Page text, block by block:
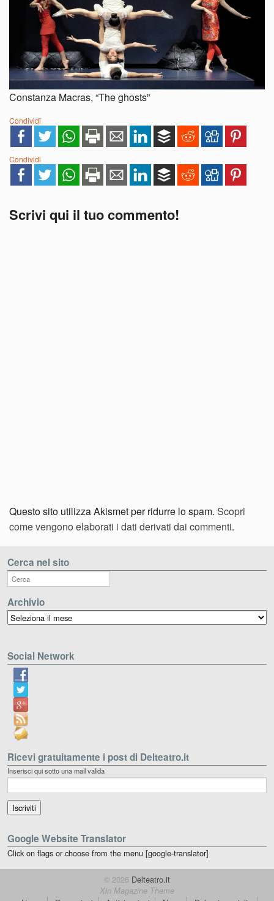
Constanza Macras, “The ghosts”
Condividi
Condividi
Scrivi qui il tuo commento!
Questo sito utilizza Akismet per ridurre lo spam. Scopri
come vengono elaborati i dati derivati dai commenti.
Cerca nel sito
Archivio
Archivio
Social Network
Ricevi gratuitamente i post di Delteatro.it
Inserisci qui sotto una mail valida
Google Website Translator
Click on flags or choose from the menu [google-translator]
© 2026 Delteatro.it
Xin Magazine Theme